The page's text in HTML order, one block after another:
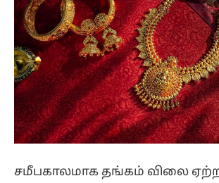
சமீபகாலமாக தங்கம் விலை